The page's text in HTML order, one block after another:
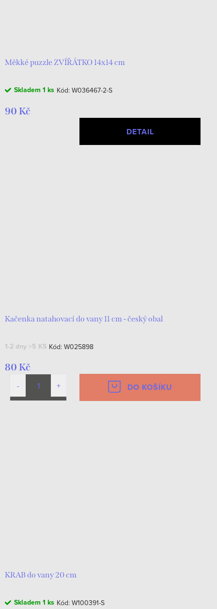
Měkké puzzle ZVÍŘÁTKO 14x14 cm
Skladem 1 ks Kód: W036467-2-S
90 Kč
DETAIL
Kačenka natahovací do vany 11 cm - český obal
1-2 dny >5 KS Kód: W025898
80 Kč
DO KOŠÍKU
KRAB do vany 20 cm
Skladem 1 ks Kód: W100391-S